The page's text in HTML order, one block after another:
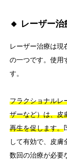
🔸 レーザー治
レーザー治療は現
の一つです。使用
す。
フラクショナルレ
ザーなど）は、皮
再生を促します。
して有効で、皮膚
数回の治療が必要